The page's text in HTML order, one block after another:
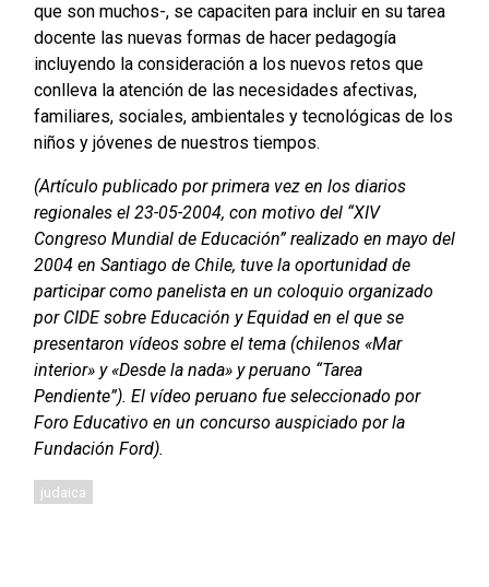
que son muchos-, se capaciten para incluir en su tarea
docente las nuevas formas de hacer pedagogía
incluyendo la consideración a los nuevos retos que
conlleva la atención de las necesidades afectivas,
familiares, sociales, ambientales y tecnológicas de los
niños y jóvenes de nuestros tiempos.
(Artículo publicado por primera vez en los diarios
regionales el 23-05-2004, con motivo del “XIV
Congreso Mundial de Educación” realizado en mayo del
2004 en Santiago de Chile, tuve la oportunidad de
participar como panelista en un coloquio organizado
por CIDE sobre Educación y Equidad en el que se
presentaron vídeos sobre el tema (chilenos «Mar
interior» y «Desde la nada» y peruano “Tarea
Pendiente”). El vídeo peruano fue seleccionado por
Foro Educativo en un concurso auspiciado por la
Fundación Ford).
judaica